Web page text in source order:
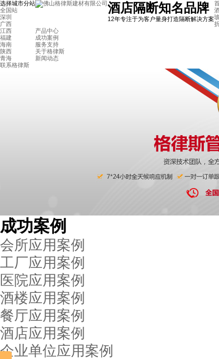
选择城市分站
全国站
深圳
广西
江西
福建
海南
陕西
青海
酒店隔断知名品牌
12年专注于为客户量身打造隔断解决方案
产品中心
成功案例
服务支持
关于格律斯
新闻动态
联系格律斯
成功案例
会所应用案例
工厂应用案例
医院应用案例
酒楼应用案例
餐厅应用案例
酒店应用案例
企业单位应用案例